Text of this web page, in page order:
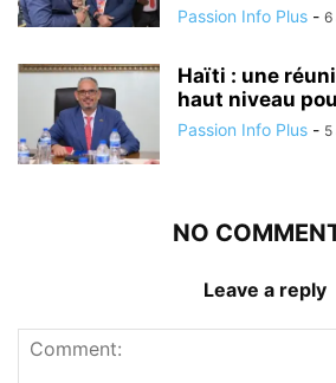
Passion Info Plus - 6
Haïti : une
haut niveau
Passion Info Plus -
NO
Leave a reply